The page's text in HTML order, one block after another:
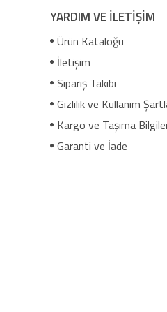
YARDIM VE İLETİŞİM
Ürün Kataloğu
İletişim
Sipariş Takibi
Gizlilik ve Kullanım
Kargo ve Taşıma
Garanti ve İade